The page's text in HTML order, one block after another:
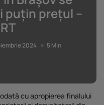
Câtă încredere
puțin prețul –
2024 5 Min
cu apropierea finalului